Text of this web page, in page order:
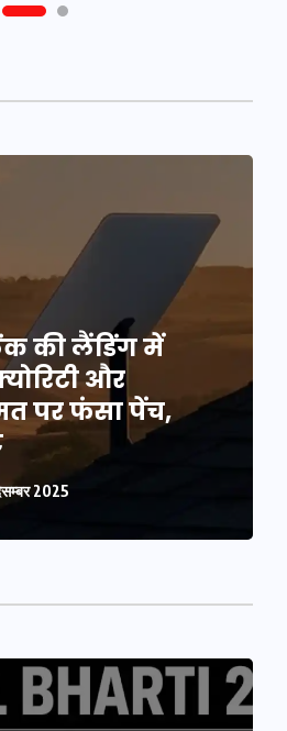
की लैंडिंग में
और
पर फंसा पेंच,
2025